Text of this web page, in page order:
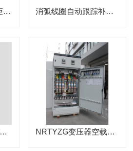
ZRYZG过电压仰制柜，过电压仰制柜_PT及过电压仰制柜_过电压仰制及PT柜_仰制柜_母线过电压仰制柜_电压互感器过电压仰制柜 过电压抑制综合柜 消弧线圈自动跟踪补偿成套装置NRXHXQ
无损耗快速限流保护装置 高压快速限流熔断装置 厂用变限流熔断器装置NRKSXLG NRTYZG变压器空载合闸励磁涌流抑制柜介绍 变压器空载合闸励磁涌流抑制柜 变压器空载合闸涌流抑制柜 变压器空载合闸涌流抑制柜 变压器空载合闸励磁涌流抑制装置